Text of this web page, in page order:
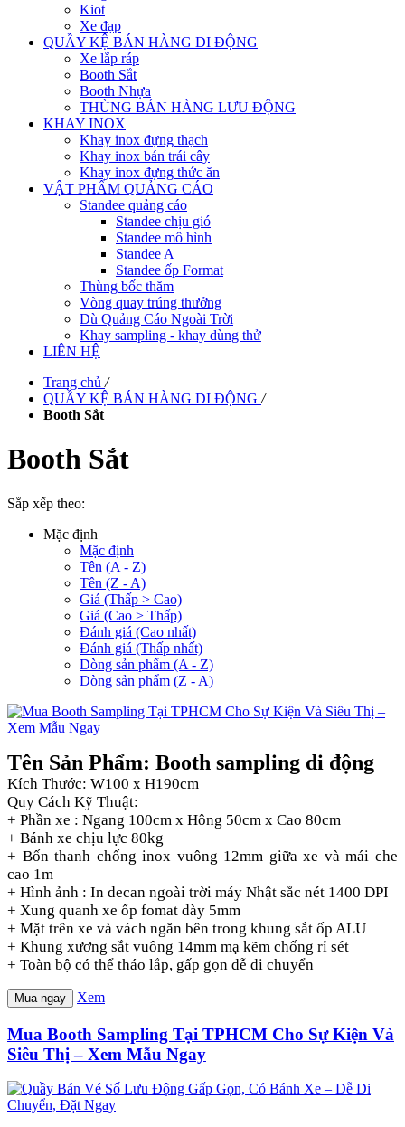
Kiot
Xe đạp
QUẦY KỆ BÁN HÀNG DI ĐỘNG
Xe lắp ráp
Booth Sắt
Booth Nhựa
THÙNG BÁN HÀNG LƯU ĐỘNG
KHAY INOX
Khay inox đựng thạch
Khay inox bán trái cây
Khay inox đựng thức ăn
VẬT PHẨM QUẢNG CÁO
Standee quảng cáo
Standee chịu gió
Standee mô hình
Standee A
Standee ốp Format
Thùng bốc thăm
Vòng quay trúng thưởng
Dù Quảng Cáo Ngoài Trời
Khay sampling - khay dùng thử
LIÊN HỆ
Trang chủ /
QUẦY KỆ BÁN HÀNG DI ĐỘNG /
Booth Sắt
Booth Sắt
Sắp xếp theo:
Mặc định
Mặc định
Tên (A - Z)
Tên (Z - A)
Giá (Thấp > Cao)
Giá (Cao > Thấp)
Đánh giá (Cao nhất)
Đánh giá (Thấp nhất)
Dòng sản phẩm (A - Z)
Dòng sản phẩm (Z - A)
Tên Sản Phẩm: Booth sampling di động
Kích Thước: W100 x H190cm
Quy Cách Kỹ Thuật:
+ Phần xe : Ngang 100cm x Hông 50cm x Cao 80cm
+ Bánh xe chịu lực 80kg
+ Bốn thanh chống inox vuông 12mm giữa xe và mái che
cao 1m
+ Hình ảnh : In decan ngoài trời máy Nhật sắc nét 1400 DPI
+ Xung quanh xe ốp fomat dày 5mm
+ Mặt trên xe và vách ngăn bên trong khung sắt ốp ALU
+ Khung xương sắt vuông 14mm mạ kẽm chống rỉ sét
+ Toàn bộ có thể tháo lắp, gấp gọn dễ di chuyển
Mua ngay Xem
Mua Booth Sampling Tại TPHCM Cho Sự Kiện Và
Siêu Thị – Xem Mẫu Ngay